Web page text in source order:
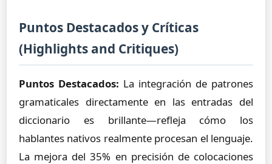
Puntos Destacados y Críticas
(Highlights and Critiques)
Puntos Destacados: La integración de patrones
gramaticales directamente en las entradas del
diccionario es brillante—refleja cómo los
hablantes nativos realmente procesan el lenguaje.
La mejora del 35% en precisión de colocaciones